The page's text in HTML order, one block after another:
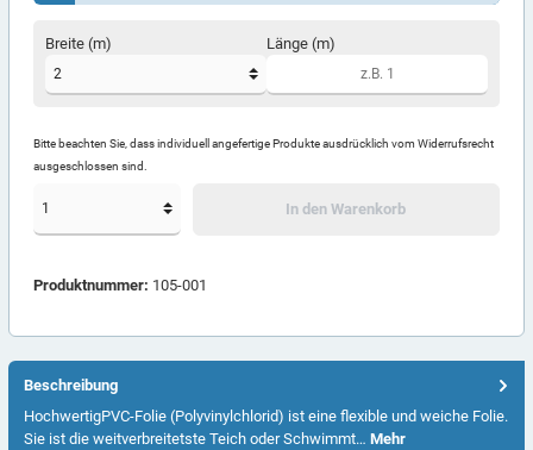
Breite (m) Länge (m)
Bitte beachten Sie, dass individuell angefertige Produkte ausdrücklich vom Widerrufsrecht
ausgeschlossen sind.
In den Warenkorb
Produktnummer: 105-001
Beschreibung
HochwertigPVC-Folie (Polyvinylchlorid) ist eine flexible und weiche Folie.
Sie ist die weitverbreitetste Teich oder Schwimmt… Mehr